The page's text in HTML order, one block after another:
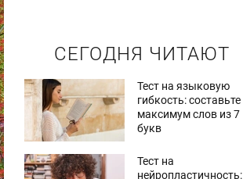
СЕГОДНЯ ЧИТАЮТ
Тест на языковую
гибкость: составьте
максимум слов из 7
букв
Тест на
нейропластичность: